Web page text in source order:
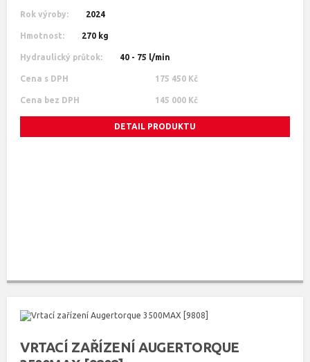
Rok výroby: 2024
Hmotnost: 270 kg
Hydraulický průtok: 40 - 75 l/min
Cena s DPH 175 450 Kč
Cena bez DPH 145 000 Kč
DETAIL PRODUKTU
VRTACÍ ZAŘÍZENÍ AUGERTORQUE